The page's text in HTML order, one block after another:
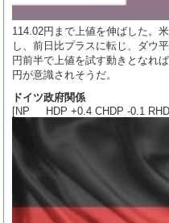
114.02円まで上値を伸ばした。
し、前日比プラスに転じ、ダウ
円前半で上値を試す動きとなれ
円が意識されそうだ。
ドイツ政府関係
[NP HDP +0.4 CHDP -0.1